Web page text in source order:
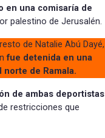
en una comisaría de
palestino de Jerusalén.
de Natalie Abú Dayé,
fue detenida en una
de Ramala.
de ambas deportistas
restricciones que